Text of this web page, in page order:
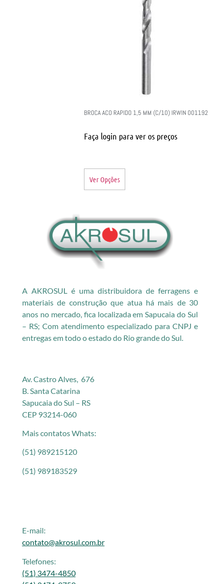
BROCA ACO RAPIDO 1,5 MM (C/10) IRWIN 001192
Faça login para ver os preços
Ver Opções
A AKROSUL é uma distribuidora de ferragens e
materiais de construção que atua há mais de 30
anos no mercado, fica localizada em Sapucaia do Sul
– RS; Com atendimento especializado para CNPJ e
entregas em todo o estado do Rio grande do Sul.
Av. Castro Alves, 676
B. Santa Catarina
Sapucaia do Sul – RS
CEP 93214-060
Mais contatos Whats:
(51) 989215120
(51) 989183529
E-mail:
contato@akrosul.com.br
Telefones:
(51) 3474-4850